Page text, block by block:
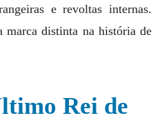
e revoltas internas.
marca distinta na história de
Rei de